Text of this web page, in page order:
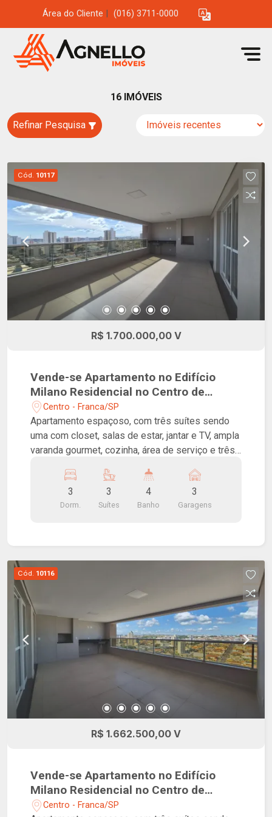
Área do Cliente (016) 3711-0000
16 IMÓVEIS
Refinar Pesquisa
Cód. 10117
R$ 1.700.000,00 V
Vende-se Apartamento no Edifício
Milano Residencial no Centro de
Franca!
Centro - Franca/SP
Apartamento espaçoso, com três suítes sendo
uma com closet, salas de estar, jantar e TV, ampla
varanda gourmet, cozinha, área de serviço e três
planejado para sua família. O Milano Residencial
é referência em design, inspiração baseada na
artística cidade de Milão, que eleva o
verdadeiro convite à inovação. O condomínio
também oferece uma brinquedoteca, playground,
e três opções de elevador, tudo em pleno centro
da cidade, o que facilita o acesso a serviços,
comércio e infraestrutura local. Tudo isso faz
deste apartamento uma combinação perfeita de
conforto e elegância, ideal para quem deseja
viver o melhor que Franca tem a oferecer.
3
Dorm.
3
Suítes
4
Banho
3
Garagens
Cód. 10116
R$ 1.662.500,00 V
Vende-se Apartamento no Edifício
Milano Residencial no Centro de
Franca!
Centro - Franca/SP